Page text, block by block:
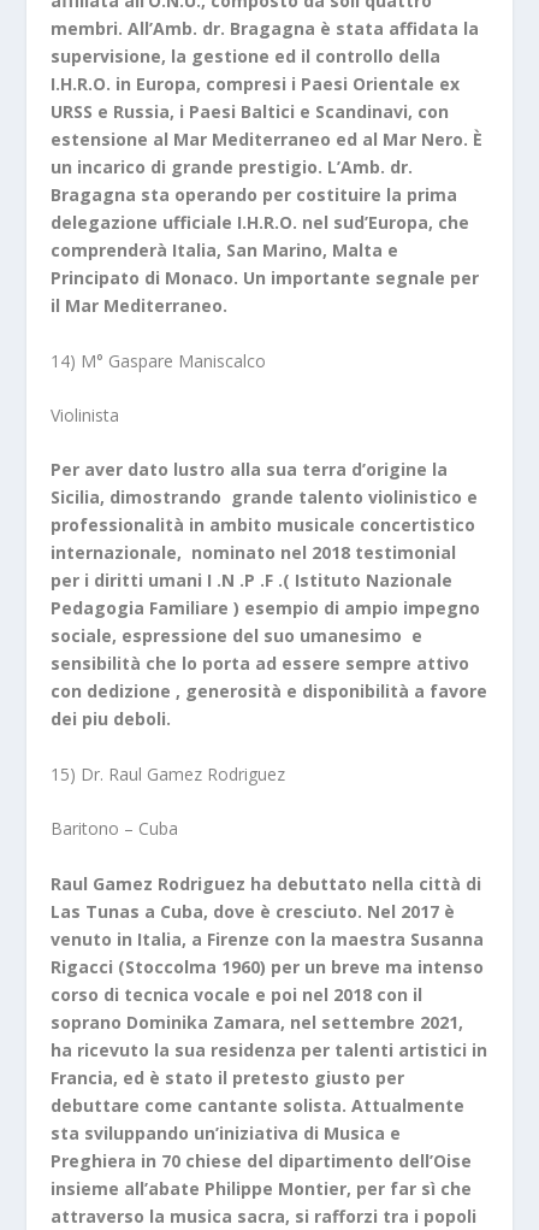
membri. All’Amb. dr. Bragagna è stata affidata la
supervisione, la gestione ed il controllo della
I.H.R.O. in Europa, compresi i Paesi Orientale ex
URSS e Russia, i Paesi Baltici e Scandinavi, con
estensione al Mar Mediterraneo ed al Mar Nero. È
un incarico di grande prestigio. L’Amb. dr.
Bragagna sta operando per costituire la prima
delegazione ufficiale I.H.R.O. nel sud’Europa, che
comprenderà Italia, San Marino, Malta e
Principato di Monaco. Un importante segnale per
il Mar Mediterraneo.
14) M° Gaspare Maniscalco
Violinista
Per aver dato lustro alla sua terra d’origine la
Sicilia, dimostrando grande talento violinistico e
professionalità in ambito musicale concertistico
internazionale, nominato nel 2018 testimonial
per i diritti umani I .N .P .F .( Istituto Nazionale
Pedagogia Familiare ) esempio di ampio impegno
sociale, espressione del suo umanesimo e
sensibilità che lo porta ad essere sempre attivo
con dedizione , generosità e disponibilità a favore
dei piu deboli.
15) Dr. Raul Gamez Rodriguez
Baritono – Cuba
Raul Gamez Rodriguez ha debuttato nella città di
Las Tunas a Cuba, dove è cresciuto. Nel 2017 è
venuto in Italia, a Firenze con la maestra Susanna
Rigacci (Stoccolma 1960) per un breve ma intenso
corso di tecnica vocale e poi nel 2018 con il
soprano Dominika Zamara, nel settembre 2021,
ha ricevuto la sua residenza per talenti artistici in
Francia, ed è stato il pretesto giusto per
debuttare come cantante solista. Attualmente
sta sviluppando un’iniziativa di Musica e
Preghiera in 70 chiese del dipartimento dell’Oise
insieme all’abate Philippe Montier, per far sì che
attraverso la musica sacra, si rafforzi tra i popoli